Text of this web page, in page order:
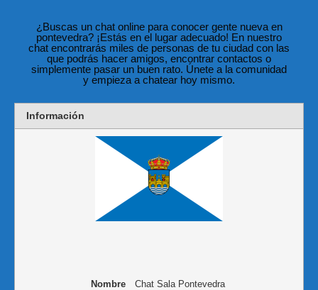
¿Buscas un chat online para conocer gente nueva en
pontevedra? ¡Estás en el lugar adecuado! En nuestro
chat encontrarás miles de personas de tu ciudad con las
que podrás hacer amigos, encontrar contactos o
simplemente pasar un buen rato. Únete a la comunidad
y empieza a chatear hoy mismo.
Información
Nombre
Chat Sala Pontevedra